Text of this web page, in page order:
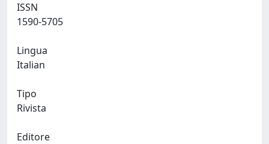
ISSN
Lingua
Tipo
Rivista
Editore